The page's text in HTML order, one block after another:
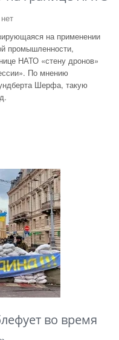
на применении
промышленности,
НАТО «стену дронов»
По мнению
Шерфа, такую
во время